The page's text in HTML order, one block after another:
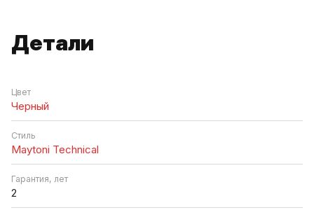
Детали
Цвет
Черный
Стиль
Maytoni Technical
Гарантия, лет
2